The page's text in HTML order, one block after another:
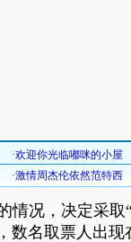
情况，决定采
数名取票人出